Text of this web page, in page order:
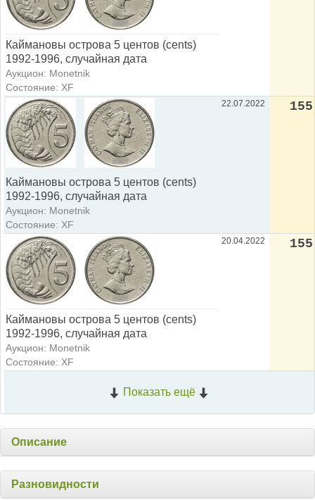
Каймановы острова 5 центов (cents)
1992-1996, случайная дата
Аукцион: Monetnik
Состояние: XF
Каймановы острова 5 центов (cents)
1992-1996, случайная дата
Аукцион: Monetnik
Состояние: XF
22.07.2022 155
Каймановы острова 5 центов (cents)
1992-1996, случайная дата
Аукцион: Monetnik
Состояние: XF
20.04.2022 155
Показать ещё
Описание
Разновидности